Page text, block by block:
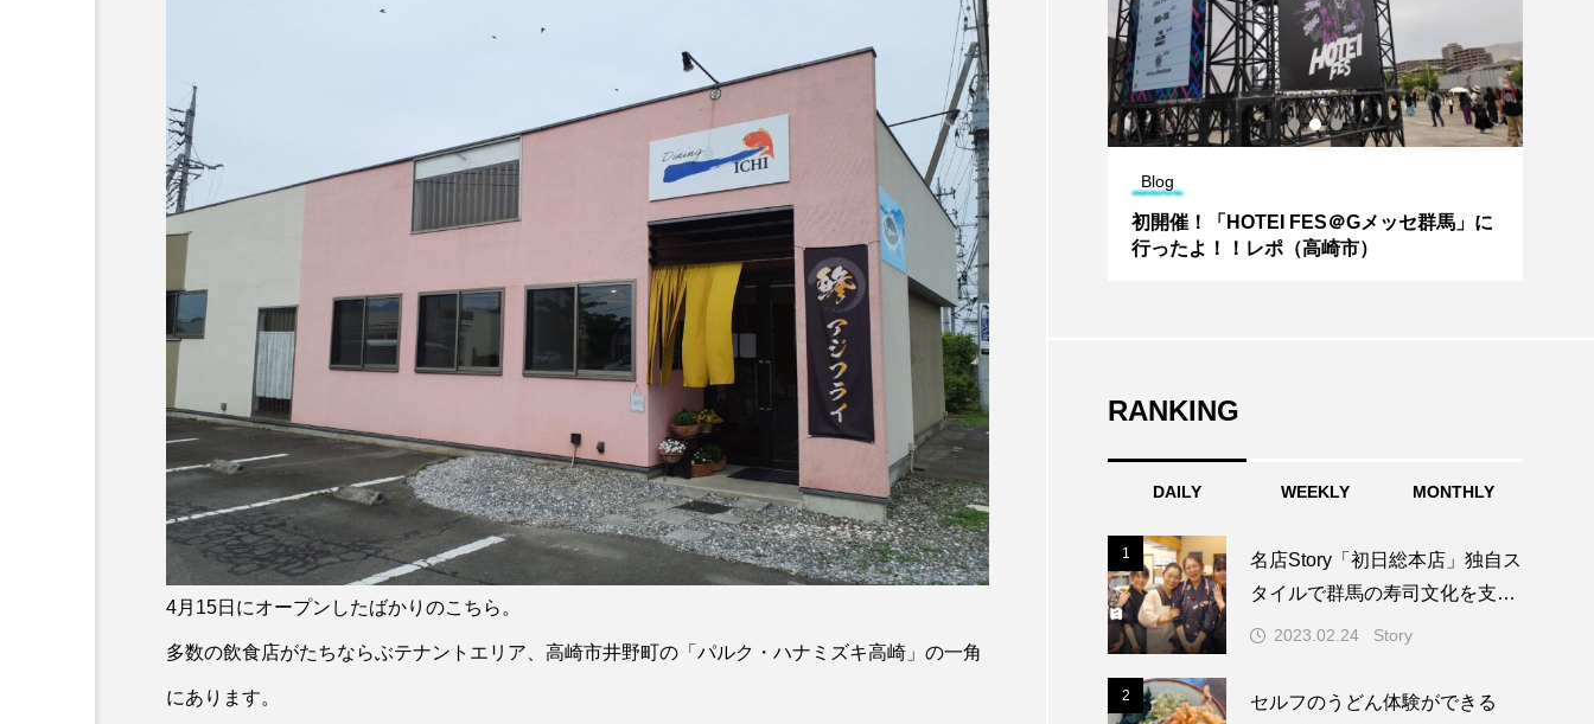
4月15日にオープンしたばかりのこちら。
多数の飲食店がたちならぶテナントエリア、高崎市井野町の「パルク・ハナミズキ高崎」の一角
にあります。
Blog
2026年夏に行きたい！暑い時期こそ、自然
Blog
群馬のお盆期間中イベントをご紹介！！
Blog
初開催！「HOTEI FES＠Gメッセ群馬」に
行ったよ！！レポ（高崎市）
RANKING
DAILY WEEKLY MONTHLY
1
名店Story「初日総本店」独自ス
タイルで群馬の寿司文化を支え
た老舗店。その歴史と真髄に迫
2023.02.24 Story
2
セルフのうどん体験ができる